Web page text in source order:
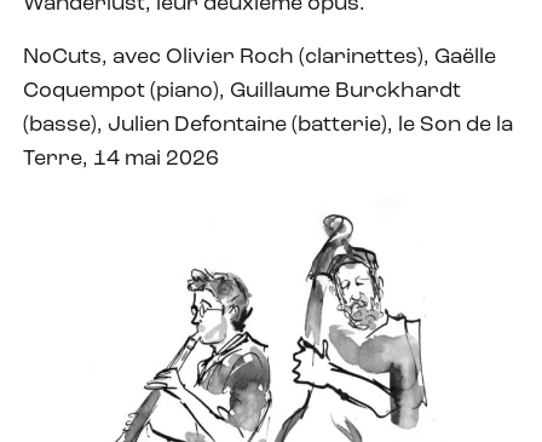
NoCuts, avec Olivier Roch (clarinettes), Gaëlle
Coquempot (piano), Guillaume Burckhardt
(basse), Julien Defontaine (batterie), le Son de la
Terre, 14 mai 2026